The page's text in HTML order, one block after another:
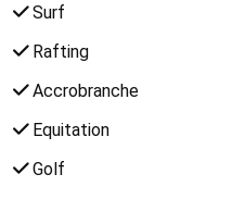
Surf
Rafting
Accrobranche
Equitation
Golf